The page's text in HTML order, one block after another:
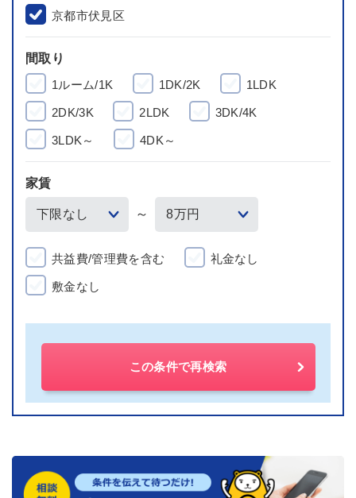
京都市伏見区
間取り
1ルーム/1K
1DK/2K 1LDK
2DK/3K 2LDK 3DK/4K
3LDK～ 4DK～
家賃
～
共益費/管理費を含む 礼金なし
敷金なし
この条件で再検索